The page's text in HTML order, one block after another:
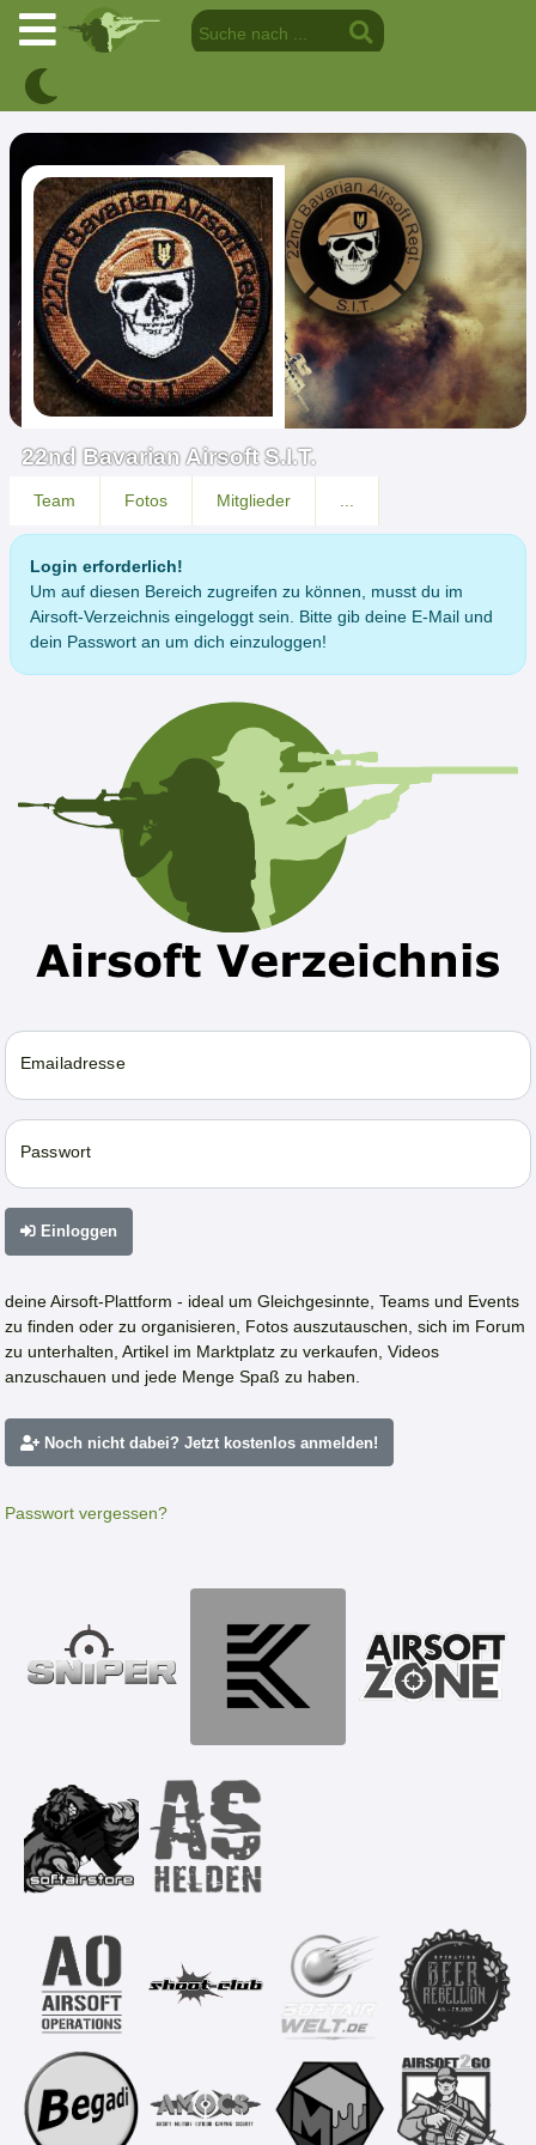
22nd Bavarian Airsoft S.I.T.
Team Fotos Mitglieder
Login erforderlich!
Um auf diesen Bereich zugreifen zu können, musst du im
Airsoft-Verzeichnis eingeloggt sein. Bitte gib deine E-Mail und
dein Passwort an um dich einzuloggen!
Emailadresse
Passwort
Einloggen
deine Airsoft-Plattform - ideal um Gleichgesinnte, Teams und Events
zu finden oder zu organisieren, Fotos auszutauschen, sich im Forum
zu unterhalten, Artikel im Marktplatz zu verkaufen, Videos
anzuschauen und jede Menge Spaß zu haben.
Noch nicht dabei? Jetzt kostenlos anmelden!
Passwort vergessen?